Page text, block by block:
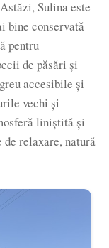
Sulina este
bine conservată
pentru
de păsări și
accesibile și
vechi și
liniștită și
relaxare, natură